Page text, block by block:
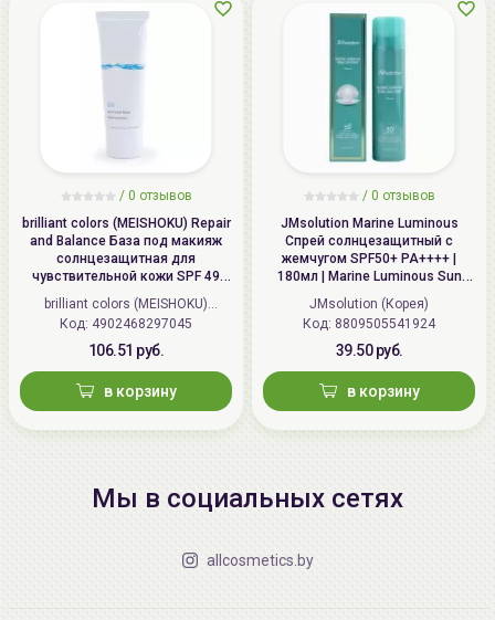
/ 0 отзывов
brilliant colors (MEISHOKU) Repair
and Balance База под макияж
солнцезащитная для
чувствительной кожи SPF 49
PA+++, Восстановление и
баланс | 40г | Repair and Balance
Skin Care UV Base SPF 49 PA+++
brilliant colors (MEISHOKU)
(Япония)
Код: 4902468297045
106.51 руб.
в корзину
/ 0 отзывов
JMsolution Marine Luminous
Спрей солнцезащитный с
жемчугом SPF50+ PA++++ |
180мл | Marine Luminous Sun
Spray Pearl SPF 50+ PA++++
JMsolution (Корея)
Код: 8809505541924
39.50 руб.
в корзину
Мы в социальных сетях
allcosmetics.by